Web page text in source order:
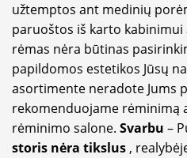
užtemptos ant medinių
paruoštos iš karto kabinimui
rėmas nėra būtinas
papildomos estetikos Jūsų
asortimente neradote Jums
rekomenduojame rėminimą
rėminimo salone. Svarbu –
storis nėra tikslus ,